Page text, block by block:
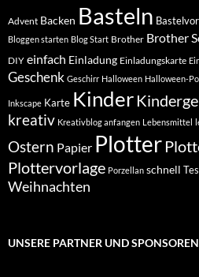
Advent Backen Basteln
Bloggen starten Blog Start Brother Brother
DIY einfach Einladung Einladungskarte
Geschenk Geschirr Halloween Halloween-
Inkscape Karte Kinder
kreativ Kreativblog anfangen Lebensmittel
Ostern Papier Plotter
Plottervorlage Porzellan schnell
Weihnachten
UNSERE PARTNER UND SPONSOREN